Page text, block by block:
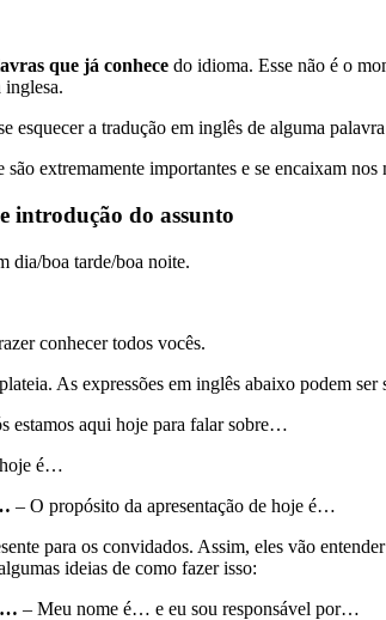
que já conhece do idioma. Esse não é o
esquecer a tradução em inglês de alguma
extremamente importantes e se encaixam
introdução do assunto
dia/boa tarde/boa noite.
conhecer todos vocês.
As expressões em inglês abaixo podem ser
estamos aqui hoje para falar sobre…
hoje é…
– O propósito da apresentação de hoje é…
para os convidados. Assim, eles vão
ideias de como fazer isso:
– Meu nome é… e eu sou responsável por…